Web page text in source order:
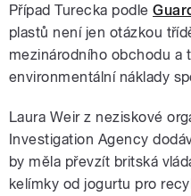
Případ Turecka podle
plastů není jen otázkou
mezinárodního obchodu a
environmentální náklady
Laura Weir z neziskové
Investigation Agency
by měla převzít britská
kelímky od jogurtu pro